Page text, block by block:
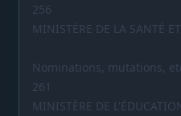
256
MINISTÈRE DE LA SANTÉ
Nominations, mutations,
261
MINISTÈRE DE